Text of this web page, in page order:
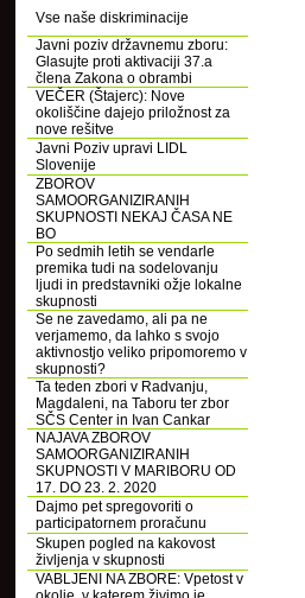
Vse naše diskriminacije
Javni poziv državnemu zboru:
Glasujte proti aktivaciji 37.a
člena Zakona o obrambi
VEČER (Štajerc): Nove
okoliščine dajejo priložnost za
nove rešitve
Javni Poziv upravi LIDL
Slovenije
ZBOROV
SAMOORGANIZIRANIH
SKUPNOSTI NEKAJ ČASA NE
BO
Po sedmih letih se vendarle
premika tudi na sodelovanju
ljudi in predstavniki ožje lokalne
skupnosti
Se ne zavedamo, ali pa ne
verjamemo, da lahko s svojo
aktivnostjo veliko pripomoremo v
skupnosti?
Ta teden zbori v Radvanju,
Magdaleni, na Taboru ter zbor
SČS Center in Ivan Cankar
NAJAVA ZBOROV
SAMOORGANIZIRANIH
SKUPNOSTI V MARIBORU OD
17. DO 23. 2. 2020
Dajmo pet spregovoriti o
participatornem proračunu
Skupen pogled na kakovost
življenja v skupnosti
VABLJENI NA ZBORE: Vpetost v